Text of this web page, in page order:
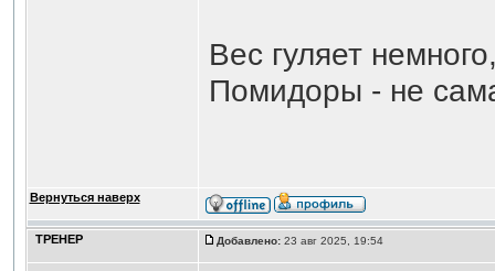
Вес гуляет
Помидоры - не
Вернуться наверх
ТРЕНЕР Добавлено:23 авг 2025, 19:54